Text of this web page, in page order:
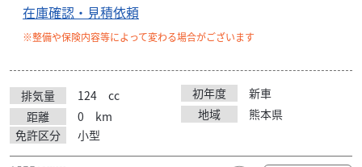
在庫確認・見積依頼
※整備や保険内容等によって変わる場合がございます
排気量 124 cc 初年度
新車
距離
0 km 地域
熊本県
免許区分
小型